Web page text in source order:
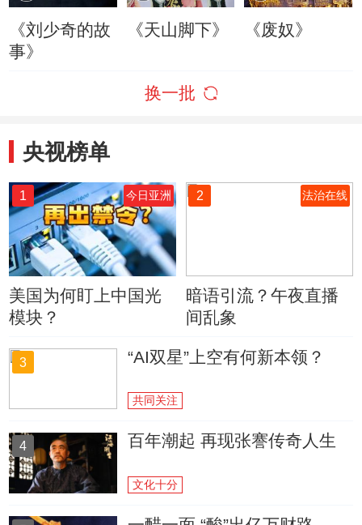
《刘少奇的故
事》
《天山脚下》 《废奴》
换一批
央视榜单
1 今日亚洲
美国为何盯上中国光
模块？
2 法治在线
暗语引流？午夜直播
间乱象
3 “AI双星”上空有何新本领？
共同关注
4 百年潮起 再现张謇传奇人生
文化十分